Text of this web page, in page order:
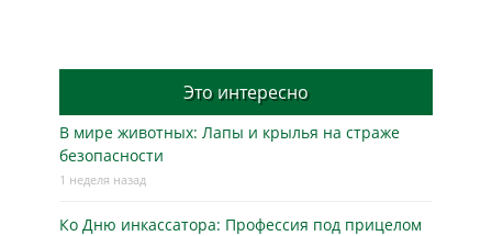
Это интересно
В мире животных: Лапы и крылья на страже
безопасности
1 неделя назад
Ко Дню инкассатора: Профессия под прицелом